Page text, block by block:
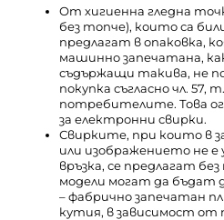
От хигиенна гледна
без топче), които са
предлагат в опаковка,
машинно запечатана,
съдържащи такива, не
покупка съгласно чл. 57,
потребителите. Това
за електронни свирки.
Свирките, при които в
или изображението не
връзка, се предлагат
модели могат да бъдат
– фабрично запечатан
кутия, в зависимост от